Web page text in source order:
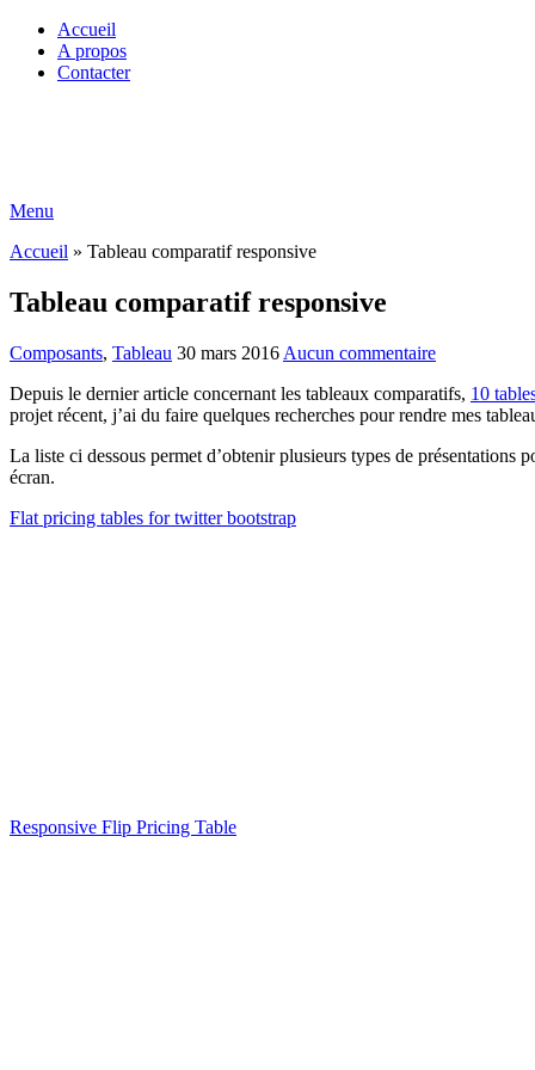
Accueil
A propos
Contacter
Menu
Accueil » Tableau comparatif responsive
Tableau comparatif responsive
Composants, Tableau 30 mars 2016 Aucun commentaire
Depuis le dernier article concernant les tableaux comparatifs, 10
projet récent, j’ai du faire quelques recherches pour rendre mes
La liste ci dessous permet d’obtenir plusieurs types de
écran.
Flat pricing tables for twitter bootstrap
Responsive Flip Pricing Table